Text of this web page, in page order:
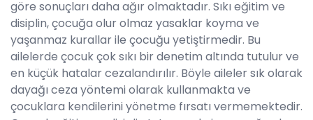
göre sonuçları daha ağır olmaktadır. Sıkı eğitim ve
disiplin, çocuğa olur olmaz yasaklar koyma ve
yaşanmaz kurallar ile çocuğu yetiştirmedir. Bu
ailelerde çocuk çok sıkı bir denetim altında tutulur ve
en küçük hatalar cezalandırılır. Böyle aileler sık olarak
dayağı ceza yöntemi olarak kullanmakta ve
çocuklara kendilerini yönetme fırsatı vermemektedir.